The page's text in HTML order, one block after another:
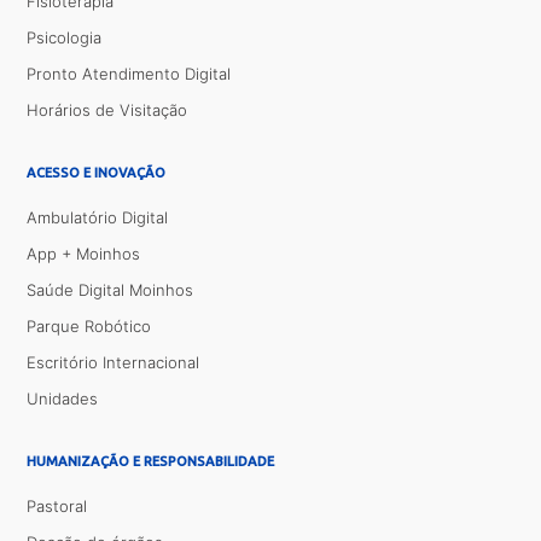
Psicologia
Pronto Atendimento Digital
Horários de Visitação
ACESSO E INOVAÇÃO
Ambulatório Digital
App + Moinhos
Saúde Digital Moinhos
Parque Robótico
Escritório Internacional
Unidades
HUMANIZAÇÃO E RESPONSABILIDADE
Pastoral